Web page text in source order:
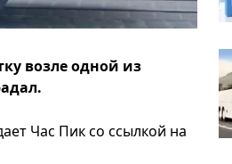
возле одной из
Час Пик со ссылкой на